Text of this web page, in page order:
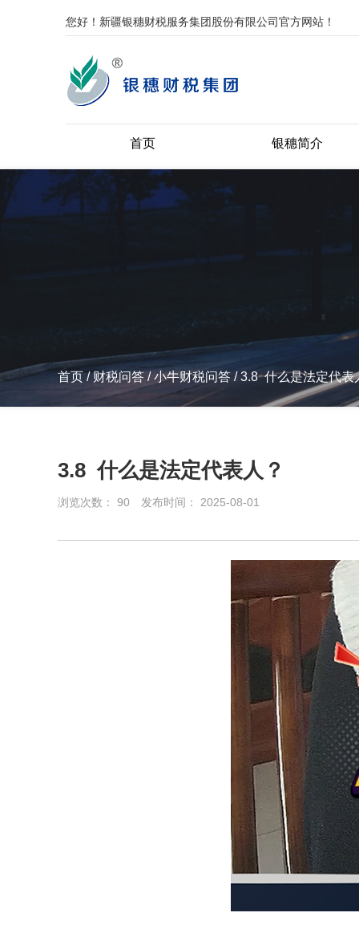
您好！新疆银穗财税服务集团股份有限公司官方网站！
首页 银穗简介
首页/财税问答 /小牛财税问答 /3.8 什么是法定代表
3.8 什么是法定代表人？
浏览次数： 90 发布时间： 2025-08-01